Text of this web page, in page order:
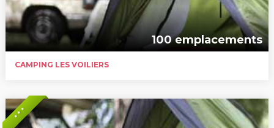
100 emplacements
CAMPING LES VOILIERS
* * *